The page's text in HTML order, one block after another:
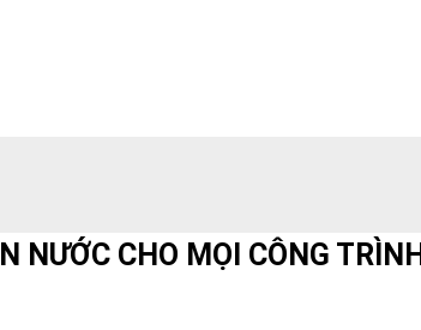
NƯỚC CHO MỌI CÔNG TRÌNH